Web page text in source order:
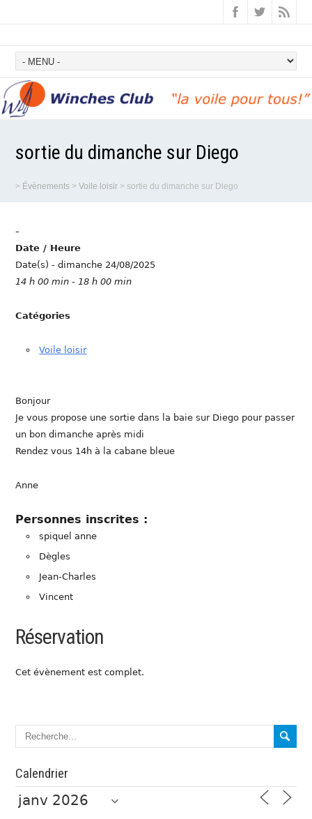
sortie du dimanche sur Diego
> Évènements >Voile loisir > sortie du dimanche sur Diego
-
Date / Heure
Date(s) - dimanche 24/08/2025
14 h 00 min - 18 h 00 min
Catégories
Voile loisir
Bonjour
Je vous propose une sortie dans la baie sur Diego pour passer
un bon dimanche après midi
Rendez vous 14h à la cabane bleue
Anne
Personnes inscrites :
spiquel anne
Dègles
Jean-Charles
Vincent
Réservation
Cet évènement est complet.
Calendrier